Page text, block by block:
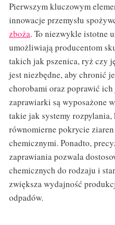
Pierwszym kluczowym
innowacje przemysłu
zboża. To niezwykle istotne
umożliwiają producentom
takich jak pszenica, ryż czy
jest niezbędne, aby chronić
chorobami oraz poprawić ich
zaprawiarki są wyposażone
takie jak systemy
równomierne pokrycie
chemicznymi. Ponadto,
zaprawiania pozwala
chemicznych do rodzaju i
zwiększa wydajność
odpadów.